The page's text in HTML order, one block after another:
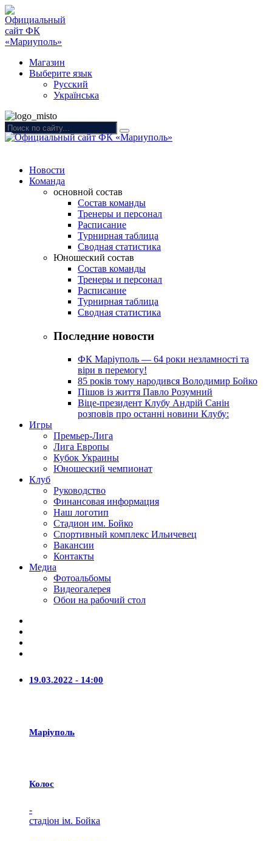
Магазин
Выберите язык
Русский
Українська
Новости
Команда
основной состав
Состав команды
Тренеры и персонал
Расписание
Турнирная таблица
Сводная статистика
Юношеский состав
Состав команды
Тренеры и персонал
Расписание
Турнирная таблица
Сводная статистика
Последние новости
ФК Маріуполь — 64 роки незламності та
віри в перемогу!
85 років тому народився Володимир Бойко
Пішов із життя Павло Розумний
Віце-президент Клубу Андрій Санін
розповів про останні новини Клубу:
Игры
Премьер-Лига
Лига Европы
Кубок Украины
Юношеский чемпионат
Клуб
Руководство
Финансовая информация
Наш логотип
Стадион им. Бойко
Спортивный комплекс Ильичевец
Вакансии
Контакты
Медиа
Фотоальбомы
Видеогалерея
Обои на рабочий стол
19.03.2022 - 14:00
Маріуполь
Колос
-
стадіон ім. Бойка